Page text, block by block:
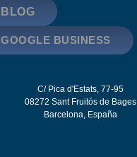
BLOG
GOOGLE BUSINESS
C/ Pica d'Estats, 77-95
08272 Sant Fruitós de Bages
Barcelona, España